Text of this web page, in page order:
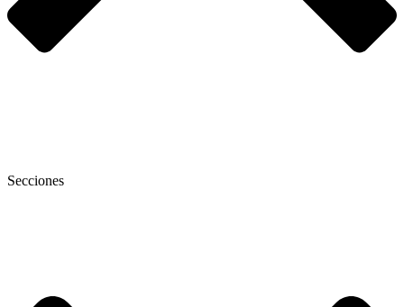
Secciones